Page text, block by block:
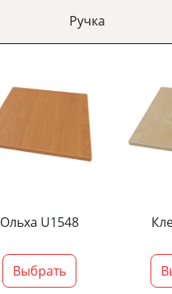
Ручка
Ольха U1548
Выбрать